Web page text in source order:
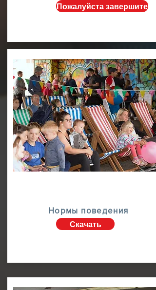
Пожалуйста завершите
Нормы поведения
Скачать